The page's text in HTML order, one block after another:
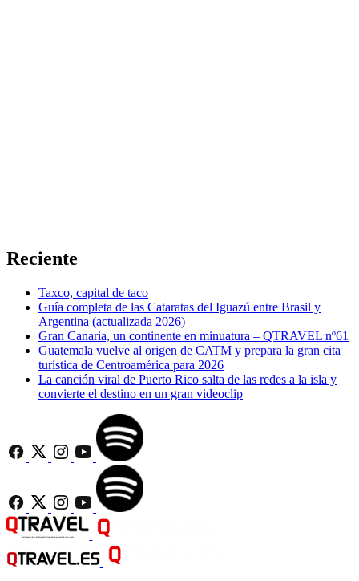
Reciente
Taxco, capital de taco
Guía completa de las Cataratas del Iguazú entre Brasil y
Argentina (actualizada 2026)
Gran Canaria, un continente en minuatura – QTRAVEL nº61
Guatemala vuelve al origen de CATM y prepara la gran cita
turística de Centroamérica para 2026
La canción viral de Puerto Rico salta de las redes a la isla y
convierte el destino en un gran videoclip